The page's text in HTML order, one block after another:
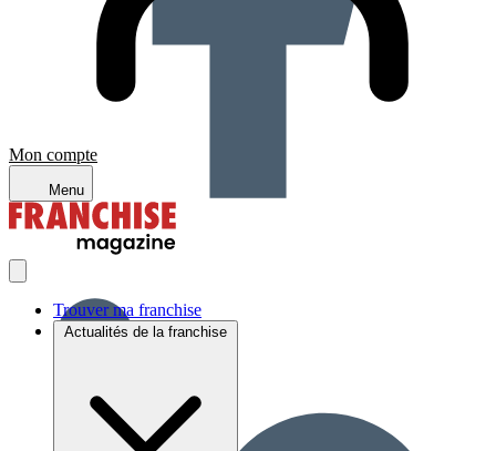
Mon compte
Menu
Trouver ma franchise
Actualités de la franchise